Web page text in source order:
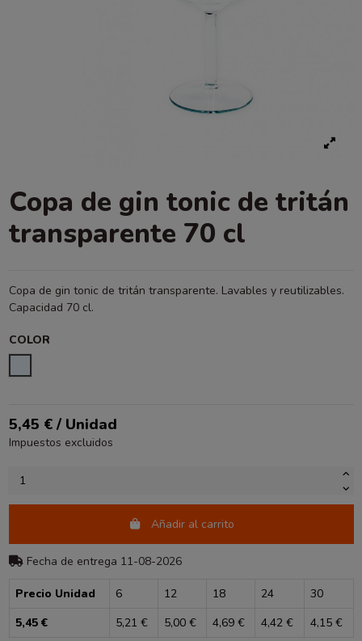
Copa de gin tonic de tritán
transparente 70 cl
Copa de gin tonic de tritán transparente. Lavables y reutilizables.
Capacidad 70 cl.
COLOR
5,45 € / Unidad
Impuestos excluidos
Añadir al carrito
Fecha de entrega 11-08-2026
Precio Unidad 6 12 18 24
30
5,45 €
5,21 € 5,00 € 4,69 € 4,42 € 4,15 €